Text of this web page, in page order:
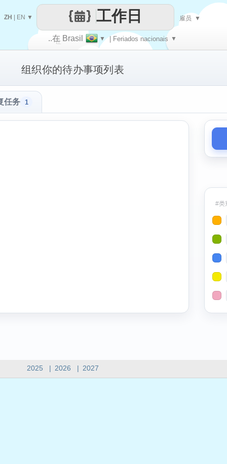
让
每一天
..在 Brasil ▼ | Feriados nacionais ▼
工作日
ZH EN ▼ 雇员 ▼
2025 | 2026 | 2027
组织你的待办事项列表
任务 1
#类